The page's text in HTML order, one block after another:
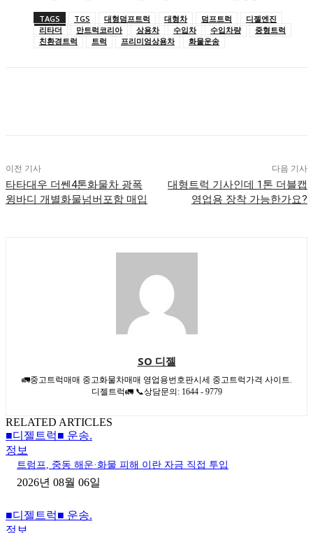
TAGS TGS 대형덤프트럭 대형차 덤프트럭
디젤엔진
리타더
만트럭코리아 상용차 수입차 수입차량
중형트럭
친환경트럭
트럭 프리미엄상용차 화물운송
이전 기사
타타대우 더쎈4톤화물차 광폭
윙바디 개별화물넘버포함 매입
다음 기사
대형트럭 기사인데 1톤 더블캡
영업용 장착 가능한가요?
SO 디젤
🚛중고트럭매매 중고화물차매매 영업용번호판시세 중고트럭가격 사이트.
디젤트럭🚛 📞상담문의: 1644 - 9779
RELATED ARTICLES
■디젤트럭■ 운송.
정보
트럼프, 중동 해운·화물 피해 이란 자금 직접 투입
2026년 08월 06일
■디젤트럭■ 운송.
정보